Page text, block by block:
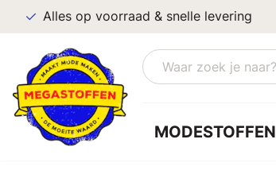
Alles op voorraad & snelle levering
MODESTOFFEN